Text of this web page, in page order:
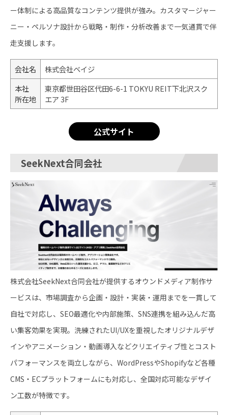
ー体制による高品質なコンテンツ提供が強み。カスタマージャー
ニー・ペルソナ設計から戦略・制作・分析改善まで一気通貫で伴
走支援します。
会社名
株式会社ベイジ
本社
所在地
東京都世田谷区代田6-6-1 TOKYU REIT下北沢スク
エア 3F
公式サイト
SeekNext合同会社
株式会社SeekNext合同会社が提供するオウンドメディア制作サ
ービスは、市場調査から企画・設計・実装・運用までを一貫して
自社で対応し、SEO最適化や内部施策、SNS連携を組み込んだ高
い集客効果を実現。洗練されたUI/UXを重視したオリジナルデザ
インやアニメーション・動画導入などクリエイティブ性とコスト
パフォーマンスを両立しながら、WordPressやShopifyなど各種
CMS・ECプラットフォームにも対応し、全国対応可能なデザイ
ン工数が特徴です。